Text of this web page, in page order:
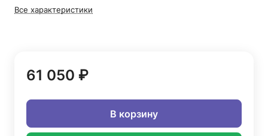
Все характеристики
61 050 ₽
В корзину